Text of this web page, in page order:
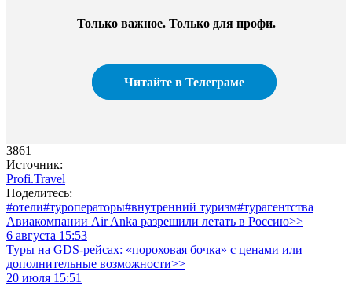
Только важное. Только для профи.​
Читайте в Телеграме
3861
Источник:
Profi.Travel
Поделитесь:
#отели#туроператоры#внутренний туризм#турагентства
Авиакомпании Air Anka разрешили летать в Россию>>
6 августа 15:53
Туры на GDS-рейсах: «пороховая бочка» с ценами или
дополнительные возможности>>
20 июля 15:51